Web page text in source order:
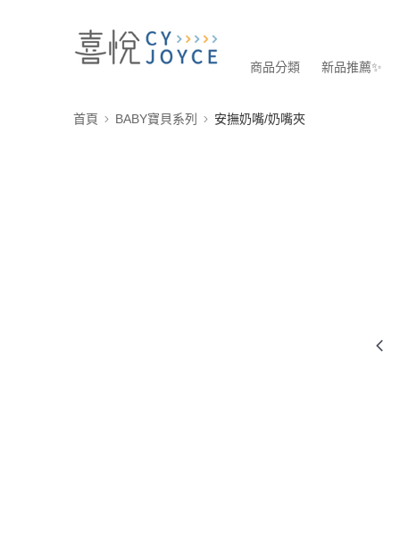
商品分類 新品推薦✨
首頁 BABY寶貝系列 安撫奶嘴/奶嘴夾